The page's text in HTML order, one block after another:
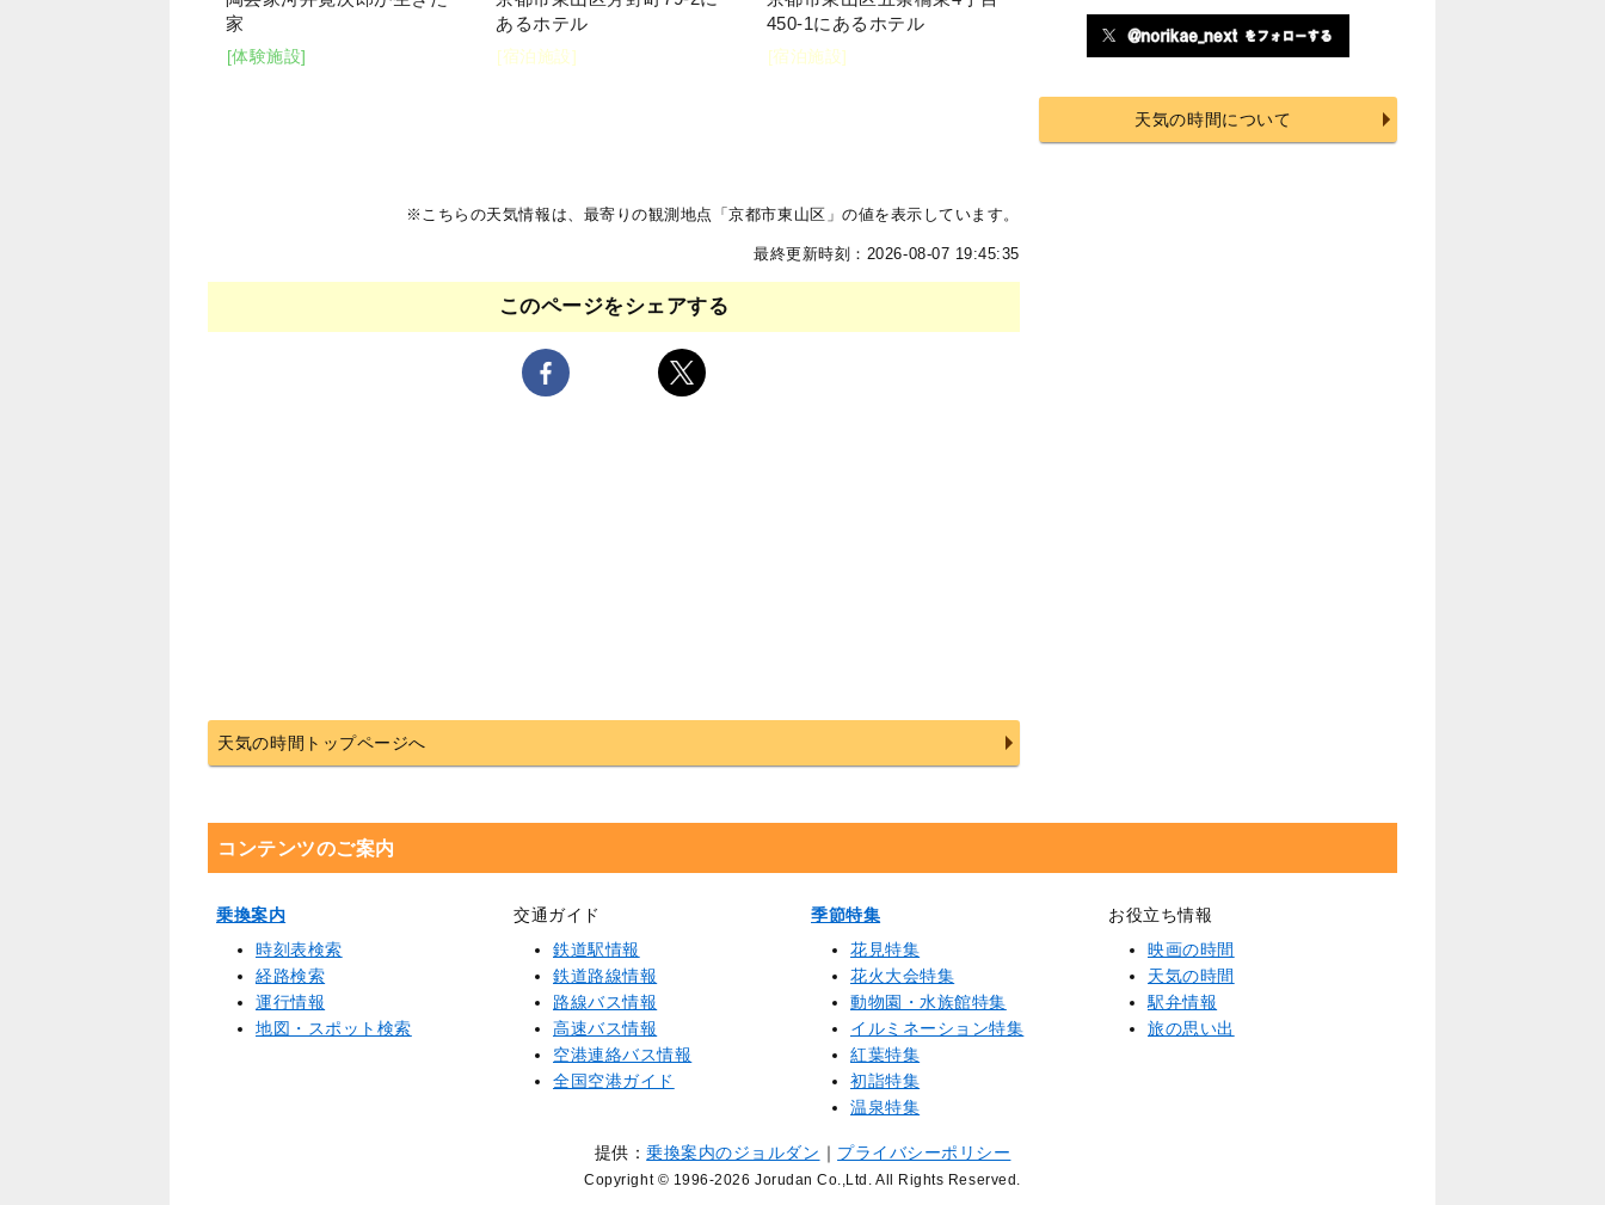
家
[体験施設]
あるホテル
[宿泊施設]
450-1にあるホテル
[宿泊施設]
※こちらの天気情報は、最寄りの観測地点「京都市東山区」の値を表示しています。
最終更新時刻：2026-08-07 19:45:35
このページをシェアする
天気の時間について
天気の時間トップページへ
コンテンツのご案内
乗換案内
時刻表検索
経路検索
運行情報
地図・スポット検索
交通ガイド
鉄道駅情報
鉄道路線情報
路線バス情報
高速バス情報
空港連絡バス情報
全国空港ガイド
季節特集
花見特集
花火大会特集
動物園・水族館特集
イルミネーション特集
紅葉特集
初詣特集
温泉特集
お役立ち情報
映画の時間
天気の時間
駅弁情報
旅の思い出
提供：乗換案内のジョルダン ｜ プライバシーポリシー
Copyright © 1996-2026 Jorudan Co.,Ltd. All Rights Reserved.